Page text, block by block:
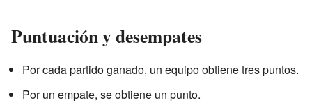
Puntuación y desempates
Por cada partido ganado, un equipo obtiene tres puntos.
Por un empate, se obtiene un punto.